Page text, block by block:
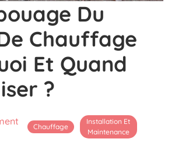
Du
Chauffage
Et Quand
?
Chauffage
Installation Et
Maintenance